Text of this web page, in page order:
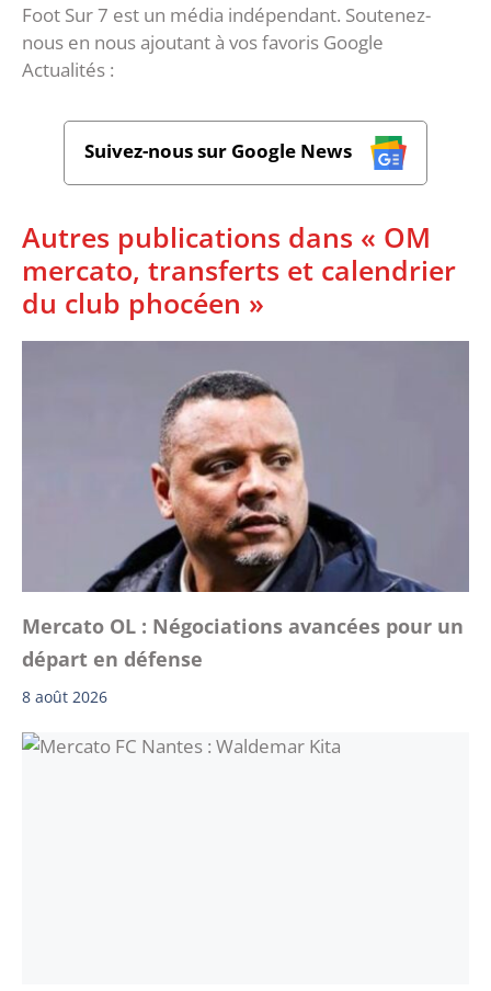
Foot Sur 7 est un média indépendant. Soutenez-
nous en nous ajoutant à vos favoris Google
Actualités :
Suivez-nous sur Google News
Autres publications dans « OM
mercato, transferts et calendrier
du club phocéen »
Mercato OL : Négociations avancées pour un
départ en défense
8 août 2026